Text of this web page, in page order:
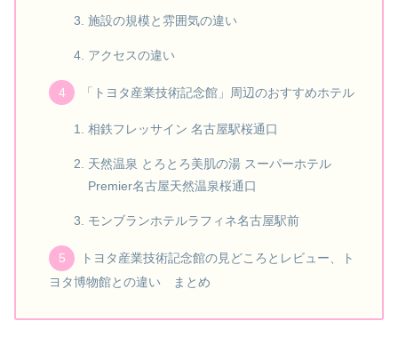
施設の規模と雰囲気の違い
アクセスの違い
「トヨタ産業技術記念館」周辺のおすすめホテル
相鉄フレッサイン 名古屋駅桜通口
天然温泉 とろとろ美肌の湯 スーパーホテル
Premier名古屋天然温泉桜通口
モンブランホテルラフィネ名古屋駅前
トヨタ産業技術記念館の見どころとレビュー、ト
ヨタ博物館との違い まとめ